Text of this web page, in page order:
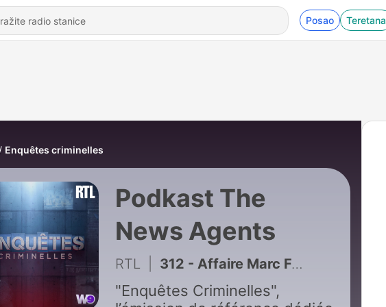
Posao Teretana
Enquêtes criminelles
Podkast The
News Agents
RTL 312 - Affaire Marc Féral (1/2) : une amitié mortelle
"Enquêtes Criminelles",